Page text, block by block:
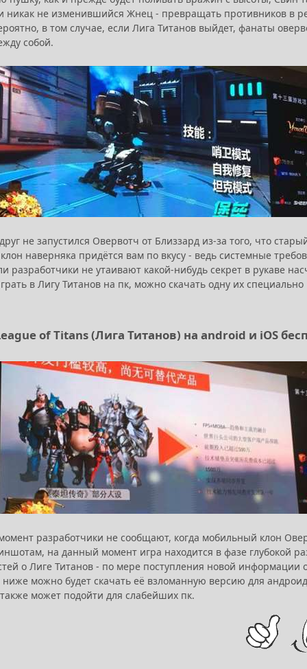
никак не изменившийся Жнец - превращать противников в
в том случае, если Лига Титанов выйдет, фанаты
собой.
не запустился Овервотч от Близзард из-за того, что
наверняка придётся вам по вкусу - ведь системные
разработчики не утаивают какой-нибудь секрет в рукаве
в Лигу Титанов на пк, можно скачать одну их
of Titans (Лига Титанов) на android и iOS
разработчики не сообщают, когда мобильный клон
на данный момент игра находится в фазе глубокой
о Лиге Титанов - по мере поступления новой информации
можно будет скачать её взломанную версию для
может подойти для слабейших пк.